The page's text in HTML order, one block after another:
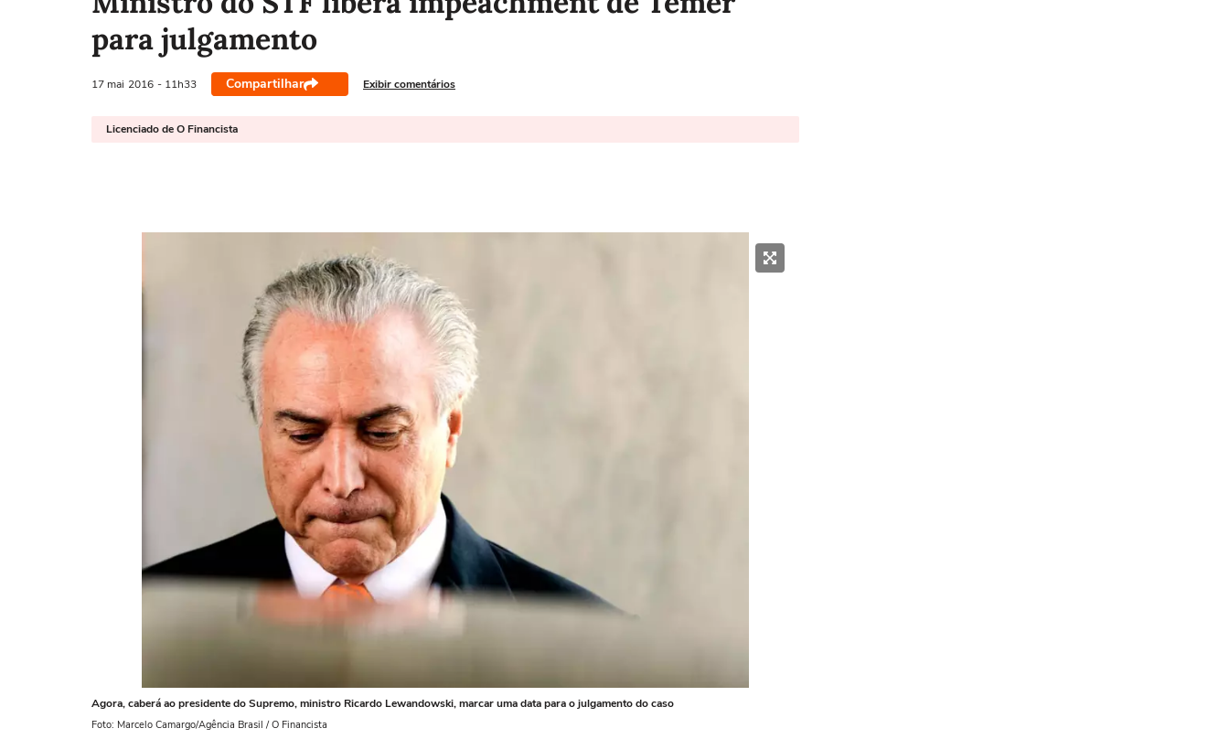
para julgamento
17 mai 2016 - 11h33 Compartilhar Exibir comentários
Licenciado de O Financista
Agora, caberá ao presidente do Supremo, ministro Ricardo Lewandowski, marcar uma data para o julgamento do caso
Foto: Marcelo Camargo/Agência Brasil / O Financista